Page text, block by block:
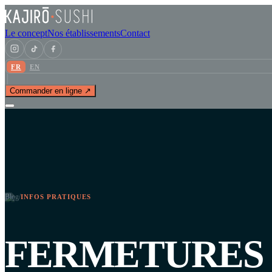
Le conceptNos établissementsContact
FR EN
Commander en ligne ↗
Blog/INFOS PRATIQUES
FERMETURES